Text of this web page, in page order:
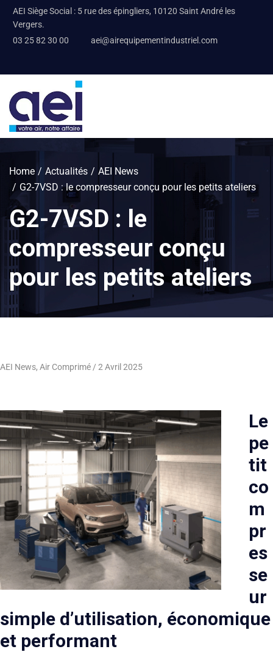
AEI Siège Social : 5 rue des épingliers, 10120 Saint André les
Vergers.
03 25 82 30 00
aei@airequipementindustriel.com
Home Actualités
AEI News
G2-7VSD : le compresseur conçu pour les petits ateliers
G2-7VSD : le
compresseur conçu
pour les petits ateliers
AEI News, Air Comprimé 2 Avril 2025
Le
pe
tit
co
m
pr
es
se
ur
simple d’utilisation, économique
et performant